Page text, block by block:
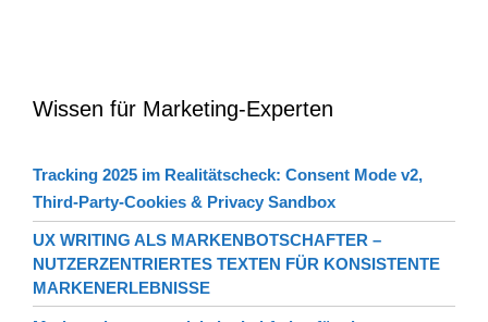
Wissen für Marketing-Experten
Tracking 2025 im Realitätscheck: Consent Mode v2,
Third-Party-Cookies & Privacy Sandbox
UX WRITING ALS MARKENBOTSCHAFTER –
NUTZERZENTRIERTES TEXTEN FÜR KONSISTENTE
MARKENERLEBNISSE